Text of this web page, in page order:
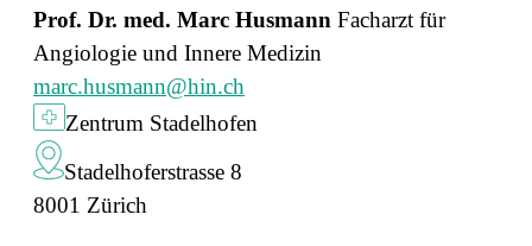
Prof. Dr. med. Marc Husmann Facharzt für
Angiologie und Innere Medizin
marc.husmann@hin.ch
Zentrum Stadelhofen
Stadelhoferstrasse 8
8001 Zürich